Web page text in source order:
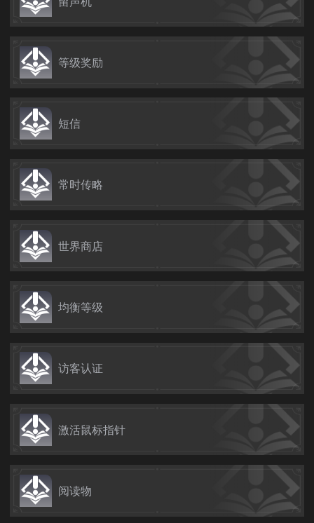
等级奖励
短信
常时传略
世界商店
均衡等级
访客认证
激活鼠标指针
阅读物